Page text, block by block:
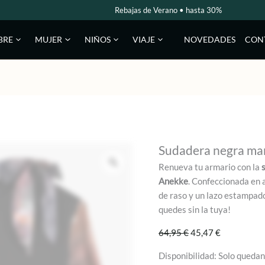
Rebajas de Verano • hasta 30%
MUJER NIÑOS VIAJE NOVEDADES
Sudadera negra
Renueva tu armario con la
Anekke. Confeccionada en
de raso y un lazo
quedes sin la tuya!
64,95€El
original
45,47€El
actual
Disponibilidad: Solo